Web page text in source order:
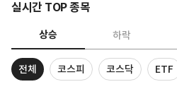
실시간 TOP 종목
상승 하락
전체 코스피 코스닥 ETF